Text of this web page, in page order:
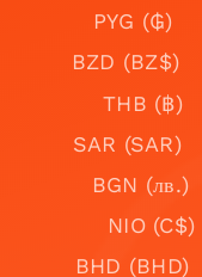
PYG (₲)
BZD (BZ$)
THB (฿)
SAR (SAR)
BGN (лв.)
NIO (C$)
BHD (BHD)